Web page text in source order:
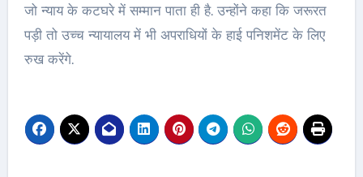
जो न्याय के कटघरे में सम्मान पाता ही है. उन्होंने कहा कि जरूरत
पड़ी तो उच्च न्यायालय में भी अपराधियों के हाई पनिशमेंट के लिए
रुख करेंगे.